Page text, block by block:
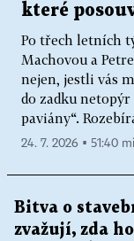
které
Po třech letních
Machovou a
nejen, jestli vás
do zadku
paviány“.
24. 7. 2026 ▪ 51:40
Bitva o
zvažují, zda